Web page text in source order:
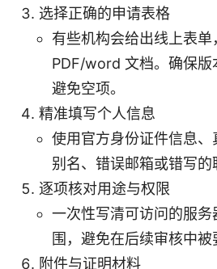
选择正确的申请表格
有些机构会给出线上表
PDF/word 文档。确保版
避免空项。
精准填写个人信息
使用官方身份证件信息
别名、错误邮箱或错写的
逐项核对用途与权限
一次性写清可访问的服
围，避免在后续审核中被
附件与证明材料